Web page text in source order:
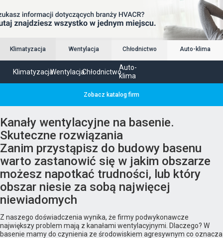
Klimatyzacja Wentylacja Chłodnictwo Auto-klima
KlimatyzacjaWentylacjaChłodnictwo
Auto-
klima
Zobacz katalog firm
Kanały wentylacyjne na basenie.
Skuteczne rozwiązania
Zanim przystąpisz do budowy basenu
warto zastanowić się w jakim obszarze
możesz napotkać trudności, lub który
obszar niesie za sobą najwięcej
niewiadomych
Z naszego doświadczenia wynika, że firmy podwykonawcze
największy problem mają z kanałami wentylacyjnymi. Dlaczego? W
basenie mamy do czynienia ze środowiskiem agresywnym co oznacza